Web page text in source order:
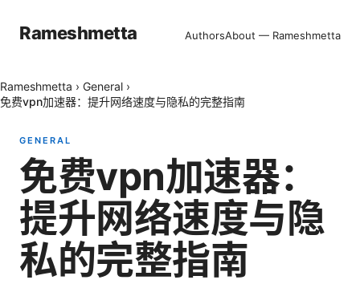
Rameshmetta AuthorsAbout — Rameshmetta
Rameshmetta › General ›
免费vpn加速器：提升网络速度与隐私的完整指南
GENERAL
免费vpn加速器：
提升网络速度与隐
私的完整指南